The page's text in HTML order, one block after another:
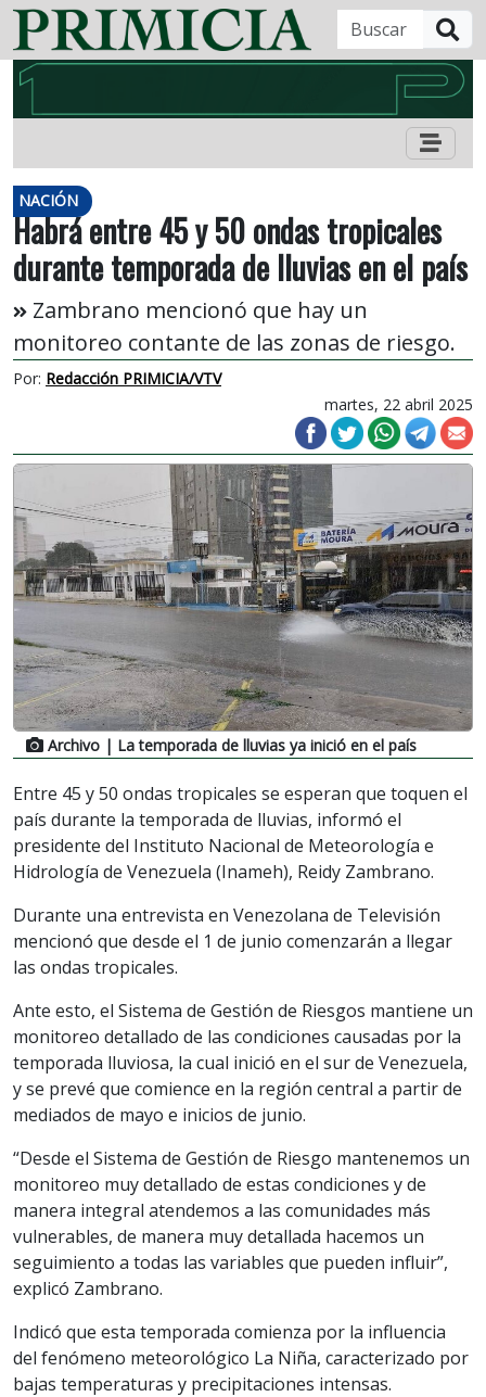
NACIÓN
Habrá entre 45 y 50 ondas tropicales
durante temporada de lluvias en el país
Zambrano mencionó que hay un
monitoreo contante de las zonas de riesgo.
Por: Redacción PRIMICIA/VTV
martes, 22 abril 2025
Archivo | La temporada de lluvias ya inició en el país
Entre 45 y 50 ondas tropicales se esperan que toquen el
país durante la temporada de lluvias, informó el
presidente del Instituto Nacional de Meteorología e
Hidrología de Venezuela (Inameh), Reidy Zambrano.
Durante una entrevista en Venezolana de Televisión
mencionó que desde el 1 de junio comenzarán a llegar
las ondas tropicales.
Ante esto, el Sistema de Gestión de Riesgos mantiene un
monitoreo detallado de las condiciones causadas por la
temporada lluviosa, la cual inició en el sur de Venezuela,
y se prevé que comience en la región central a partir de
mediados de mayo e inicios de junio.
“Desde el Sistema de Gestión de Riesgo mantenemos un
monitoreo muy detallado de estas condiciones y de
manera integral atendemos a las comunidades más
vulnerables, de manera muy detallada hacemos un
seguimiento a todas las variables que pueden influir”,
explicó Zambrano.
Indicó que esta temporada comienza por la influencia
del fenómeno meteorológico La Niña, caracterizado por
bajas temperaturas y precipitaciones intensas.